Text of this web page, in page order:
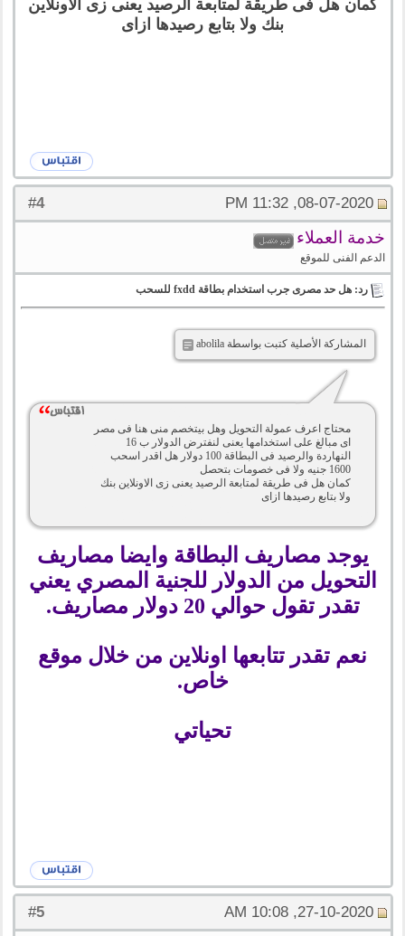
كمان هل فى طريقة لمتابعة الرصيد يعنى زى الاونلاين
بنك ولا بتابع رصيدها ازاى
#
4 08-07-2020, 11:32 PM
خدمة العملاء
الدعم الفنى للموقع
رد: هل حد مصرى جرب استخدام بطاقة fxdd للسحب
المشاركة الأصلية كتبت بواسطة abolila
محتاج اعرف عمولة التحويل وهل بيتخصم منى هنا فى مصر
اى مبالغ على استخدامها يعنى لنفترض الدولار ب 16
النهاردة والرصيد فى البطاقة 100 دولار هل اقدر اسحب
1600 جنيه ولا فى خصومات بتحصل
كمان هل فى طريقة لمتابعة الرصيد يعنى زى الاونلاين بنك
ولا بتابع رصيدها ازاى
يوجد مصاريف البطاقة وايضا مصاريف
التحويل من الدولار للجنية المصري يعني
تقدر تقول حوالي 20 دولار مصاريف.
نعم تقدر تتابعها اونلاين من خلال موقع
خاص.
تحياتي
#
5 27-10-2020, 10:08 AM